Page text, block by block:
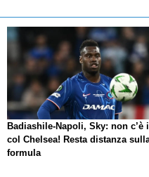
Badiashile-Napoli, Sky: non c’è
col Chelsea! Resta distanza
formula